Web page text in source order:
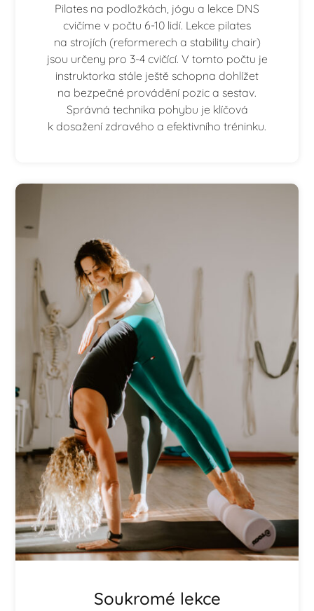
Pilates na podložkách, jógu a lekce DNS
cvičíme v počtu 6-10 lidí. Lekce pilates
na strojích (reformerech a stability chair)
jsou určeny pro 3-4 cvičící. V tomto počtu je
instruktorka stále ještě schopna dohlížet
na bezpečné provádění pozic a sestav.
Správná technika pohybu je klíčová
k dosažení zdravého a efektivního tréninku.
Soukromé lekce